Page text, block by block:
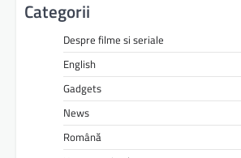
Categorii
Despre filme si seriale
English
Gadgets
News
Română